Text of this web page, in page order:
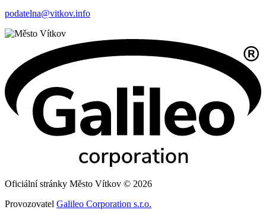
podatelna@vitkov.info
Oficiální stránky Město Vítkov © 2026
Provozovatel Galileo Corporation s.r.o.